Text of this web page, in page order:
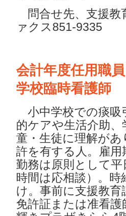
問合せ先、支援
ァクス851-9335
会計年度任用職員
学校臨時看護師
小中学校での痰吸
的ケアや生活介助
童・生徒に理解が
許を有する人。雇
勤務は原則として
時間は応相談）。
け。事前に支援教
免許証または准看